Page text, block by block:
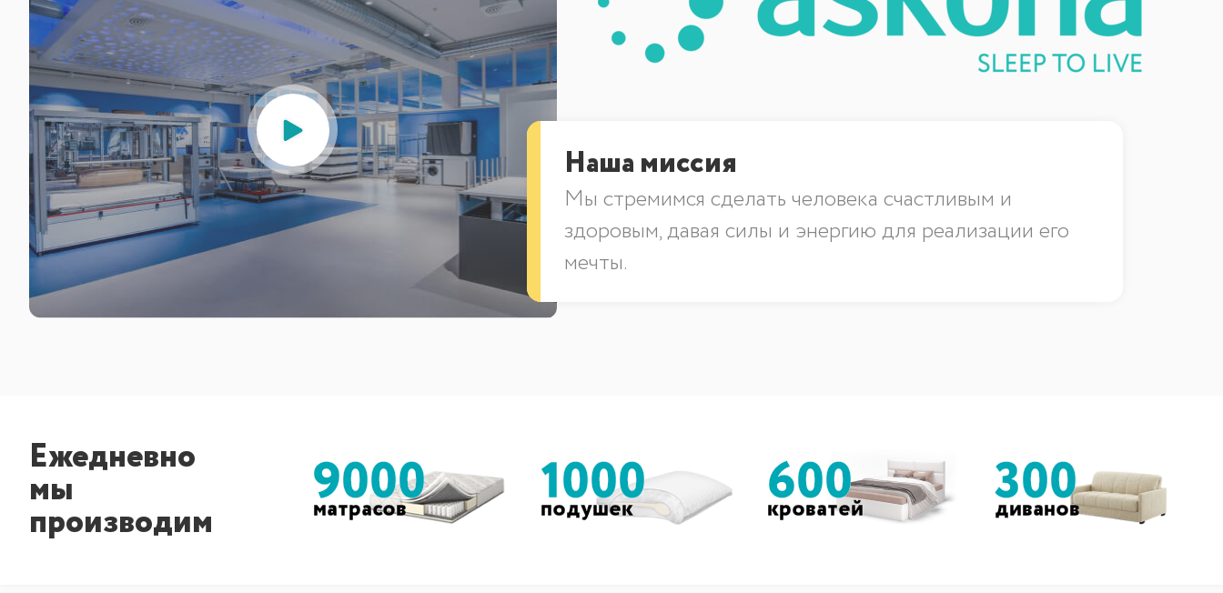
Наша миссия
Мы стремимся сделать человека счастливым и
здоровым, давая силы и энергию для реализации его
мечты.
Ежедневно
мы
производим
9000
матрасов 1000
подушек 600
кроватей 300
диванов